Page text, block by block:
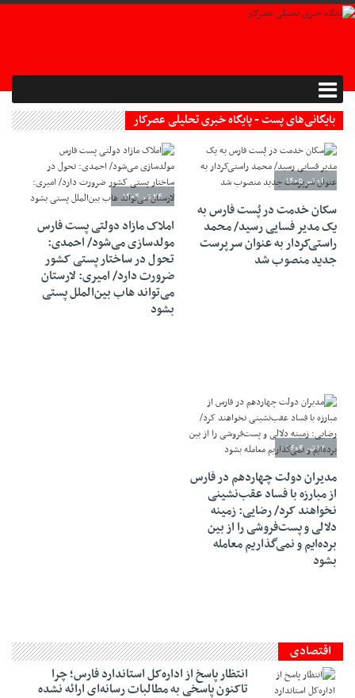
بایگانی‌های پست - پایگاه خبری تحلیلی عصرکار
۰۶ تیر ۱۴۰۵
سکان خدمت در پُست فارس به
یک مدیر فسایی رسید/ محمد
راستی‌کردار به عنوان سرپرست
جدید منصوب شد
۲۴ تیر ۱۴۰۴
املاک مازاد دولتی پست فارس
مولدسازی می‌شود/ احمدی:
تحول در ساختار پستی کشور
ضرورت دارد/ امیری: لارستان
می‌تواند هاب بین‌الملل پستی
بشود
۱۲ تیر ۱۴۰۴
مدیران دولت چهاردهم در فارس
از مبارزه با فساد عقب‌نشینی
نخواهند کرد/ رضایی: زمینه
دلالی و پست‌فروشی را از بین
برده‌ایم و نمی‌گذاریم معامله
بشود
اقتصادی
انتظار پاسخ از اداره‌کل استاندارد فارس؛ چرا
تاکنون پاسخی به مطالبات رسانه‌ای ارائه نشده